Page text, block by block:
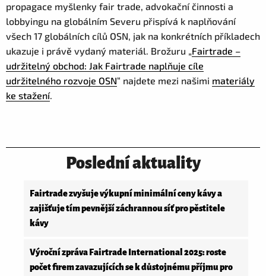
Poslední aktuality
Fairtrade zvyšuje výkupní minimální ceny kávy a
zajišťuje tím pevnější záchrannou síť pro pěstitele
kávy
Výroční zpráva Fairtrade International 2025: roste
počet firem zavazujících se k důstojnému příjmu pro
propagace myšlenky fair trade, advokační činnosti a
lobbyingu na globálním Severu přispívá k naplňování
všech 17 globálních cílů OSN, jak na konkrétních příkladech
ukazuje i právě vydaný materiál. Brožuru „Fairtrade –
udržitelný obchod: Jak Fairtrade naplňuje cíle
udržitelného rozvoje OSN“ najdete mezi našimi materiály
ke stažení.